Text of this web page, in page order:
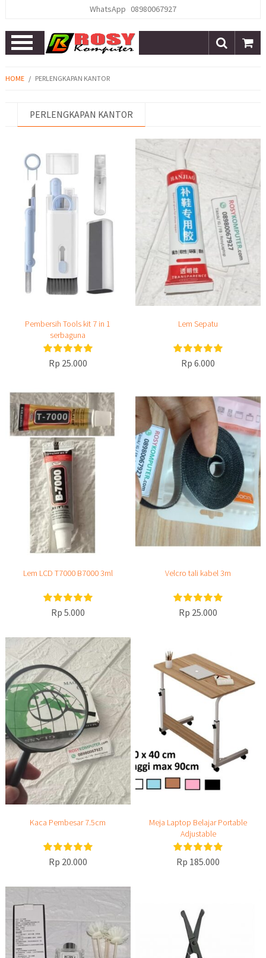
WhatsApp 08980067927
Open
Menu
HOME / PERLENGKAPAN KANTOR
PERLENGKAPAN KANTOR
Pembersih Tools kit 7 in 1
serbaguna
Rp 25.000
Lem Sepatu
Rp 6.000
Lem LCD T7000 B7000 3ml
Rp 5.000
Velcro tali kabel 3m
Rp 25.000
Kaca Pembesar 7.5cm
Rp 20.000
Meja Laptop Belajar Portable
Adjustable
Rp 185.000